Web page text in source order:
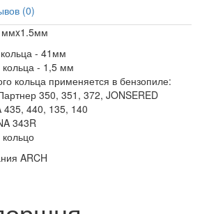
(0)
- 41мм
- 1,5 мм
кольца применяется в бензопиле:
350, 351, 372, JONSERED
435, 440, 135, 140
343R
ARCH